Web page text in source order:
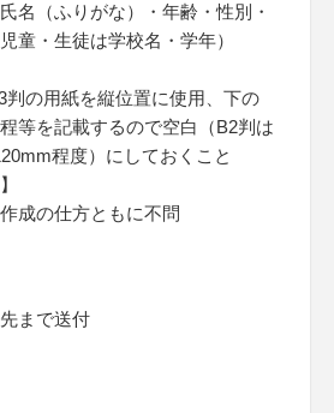
名（ふりがな）・年齢・性別・
童・生徒は学校名・学年）
の用紙を縦位置に使用、下の
等を記載するので空白（B2判は
程度）にしておくこと
成の仕方ともに不問
まで送付